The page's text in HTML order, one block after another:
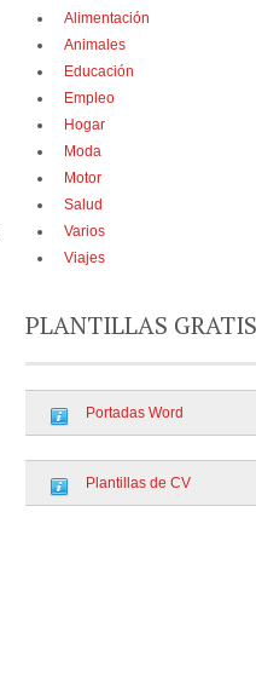
Alimentación
Animales
Educación
Empleo
Hogar
Moda
Motor
Salud
Varios
Viajes
PLANTILLAS GRATIS
Portadas Word
Plantillas de CV